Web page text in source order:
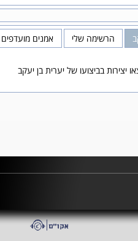
הרשימה שלי אמנים מועדפים
יצירות בביצועו של יערית בן יעקב